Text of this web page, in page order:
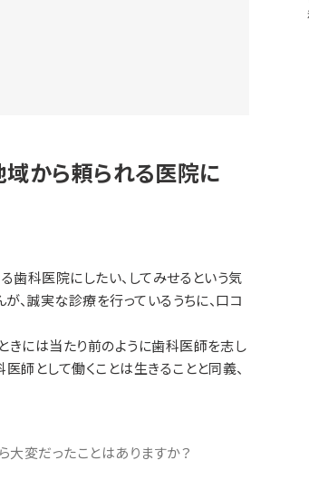
から頼られる医院に
科医院にしたい、してみせるという気
、誠実な診療を行っているうちに、口コ
きには当たり前のように歯科医師を志し
師として働くことは生きることと同義、
変だったことはありますか？